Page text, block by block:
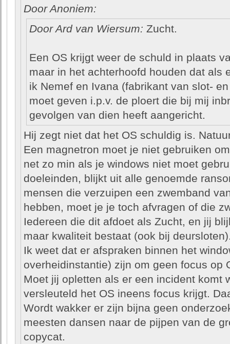
Door Anoniem:
Door Ard van Wiersum: Zucht.
Een OS krijgt weer de schuld in plaats
maar in het achterhoofd houden dat als
ik Nemef en Ivana (fabrikant van slot-
moet geven i.p.v. de ploert die bij mij
gevolgen van dien heeft aangericht.
Hij zegt niet dat het OS schuldig is.
Een magnetron moet je niet gebruiken
net zo min als je windows niet moet
doeleinden, blijkt uit alle genoemde
mensen die verzuipen een zwemband
hebben, moet je je toch afvragen of die
Iedereen die dit afdoet als Zucht, en jij
maar kwaliteit bestaat (ook bij
Ik weet dat er afspraken binnen het
overheidinstantie) zijn om geen focus op
Moet jij opletten als er een incident komt
versleuteld het OS ineens focus krijgt.
Wordt wakker er zijn bijna geen
meesten dansen naar de pijpen van de
copycat.